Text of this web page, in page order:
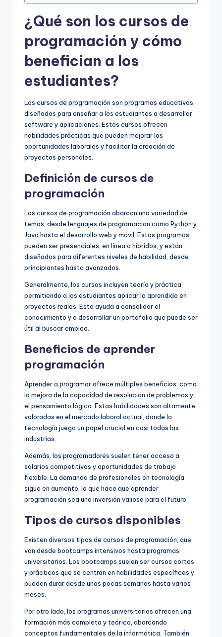
¿Qué son los cursos de
programación y cómo
benefician a los
estudiantes?
Los cursos de programación son programas educativos
diseñados para enseñar a los estudiantes a desarrollar
software y aplicaciones. Estos cursos ofrecen
habilidades prácticas que pueden mejorar las
oportunidades laborales y facilitar la creación de
proyectos personales.
Definición de cursos de
programación
Los cursos de programación abarcan una variedad de
temas, desde lenguajes de programación como Python y
Java hasta el desarrollo web y móvil. Estos programas
pueden ser presenciales, en línea o híbridos, y están
diseñados para diferentes niveles de habilidad, desde
principiantes hasta avanzados.
Generalmente, los cursos incluyen teoría y práctica,
permitiendo a los estudiantes aplicar lo aprendido en
proyectos reales. Esto ayuda a consolidar el
conocimiento y a desarrollar un portafolio que puede ser
útil al buscar empleo.
Beneficios de aprender
programación
Aprender a programar ofrece múltiples beneficios, como
la mejora de la capacidad de resolución de problemas y
el pensamiento lógico. Estas habilidades son altamente
valoradas en el mercado laboral actual, donde la
tecnología juega un papel crucial en casi todas las
industrias.
Además, los programadores suelen tener acceso a
salarios competitivos y oportunidades de trabajo
flexible. La demanda de profesionales en tecnología
sigue en aumento, lo que hace que aprender
programación sea una inversión valiosa para el futuro.
Tipos de cursos disponibles
Existen diversos tipos de cursos de programación, que
van desde bootcamps intensivos hasta programas
universitarios. Los bootcamps suelen ser cursos cortos
y prácticos que se centran en habilidades específicas y
pueden durar desde unas pocas semanas hasta varios
meses.
Por otro lado, los programas universitarios ofrecen una
formación más completa y teórica, abarcando
conceptos fundamentales de la informática. También